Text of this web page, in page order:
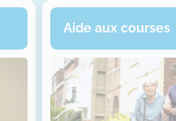
Aide aux courses